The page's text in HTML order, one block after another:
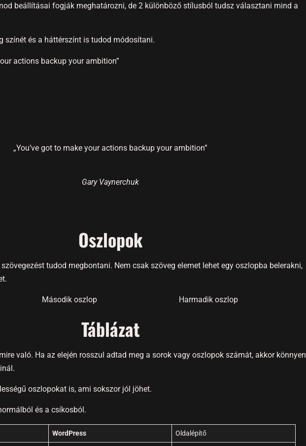
beállításai fogják meghatározni, de 2 különböző stílusból tudsz választani mind a
színét és a háttérszínt is tudod módosítani.
actions backup your ambition”
„You’ve got to make your actions backup your ambition”
Gary Vaynerchuk
Oszlopok
tudod megbontani. Nem csak szöveg elemet lehet egy oszlopba belerakni,
Második oszlop Harmadik oszlop
Táblázat
való. Ha az elején rosszul adtad meg a sorok vagy oszlopok számát, akkor könnyen
oszlopokat is, ami sokszor jól jöhet.
és a csíkosból.
WordPress Oldalépítő